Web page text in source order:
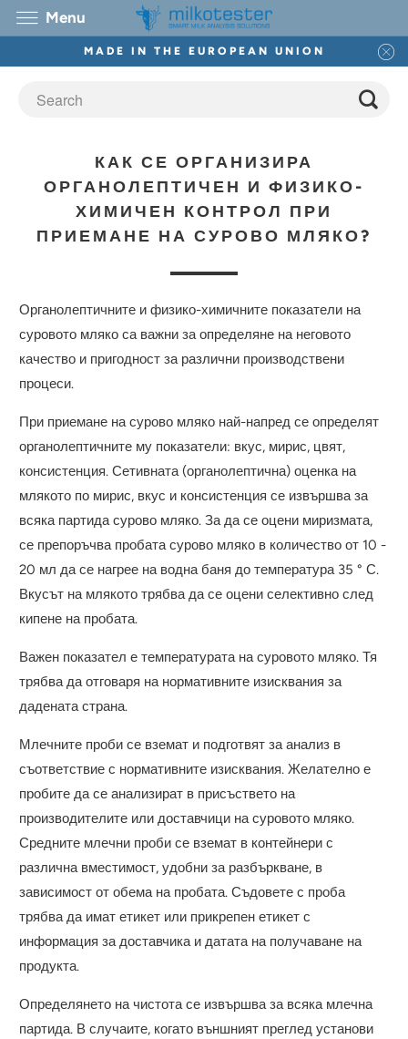
MADE IN THE EUROPEAN UNION
КАК СЕ ОРГАНИЗИРА
ОРГАНОЛЕПТИЧЕН И ФИЗИКО-
ХИМИЧЕН КОНТРОЛ ПРИ
ПРИЕМАНЕ НА СУРОВО МЛЯКО?
Органолептичните и физико-химичните показатели на
суровото мляко са важни за определяне на неговото
качество и пригодност за различни производствени
процеси.
При приемане на сурово мляко най-напред се определят
органолептичните му показатели: вкус, мирис, цвят,
консистенция. Сетивната (органолептична) оценка на
млякото по мирис, вкус и консистенция се извършва за
всяка партида сурово мляко. За да се оцени миризмата,
се препоръчва пробата сурово мляко в количество от 10 -
20 мл да се нагрее на водна баня до температура 35 ° С.
Вкусът на млякото трябва да се оцени селективно след
кипене на пробата.
Важен показател е температурата на суровото мляко. Тя
трябва да отговаря на нормативните изисквания за
дадената страна.
Млечните проби се вземат и подготвят за анализ в
съответствие с нормативните изисквания. Желателно е
пробите да се анализират в присъствето на
производителите или доставчици на суровото мляко.
Средните млечни проби се вземат в контейнери с
различна вместимост, удобни за разбъркване, в
зависимост от обема на пробата. Съдовете с проба
трябва да имат етикет или прикрепен етикет с
информация за доставчика и датата на получаване на
продукта.
Определянето на чистота се извършва за всяка млечна
партида. В случаите, когато външният преглед установи
Menu